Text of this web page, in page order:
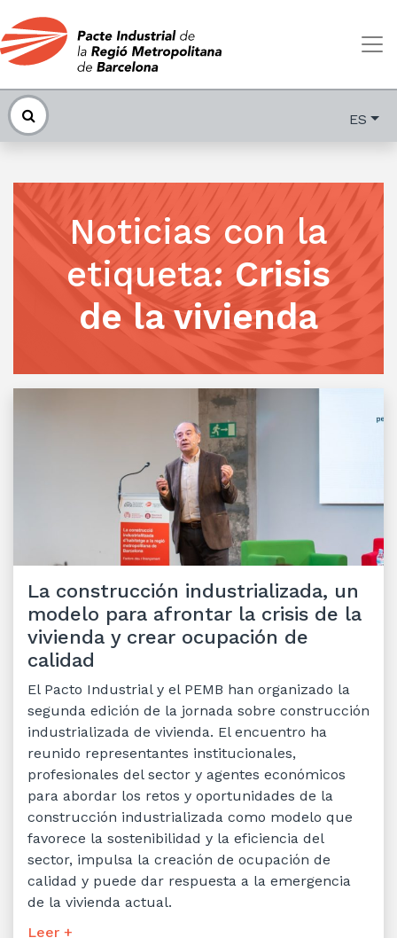
ES
Noticias con la
etiqueta: Crisis
de la vivienda
La construcción industrializada, un
modelo para afrontar la crisis de la
vivienda y crear ocupación de
calidad
El Pacto Industrial y el PEMB han organizado la
segunda edición de la jornada sobre construcción
industrializada de vivienda. El encuentro ha
reunido representantes institucionales,
profesionales del sector y agentes económicos
para abordar los retos y oportunidades de la
construcción industrializada como modelo que
favorece la sostenibilidad y la eficiencia del
sector, impulsa la creación de ocupación de
calidad y puede dar respuesta a la emergencia
de la vivienda actual.
Leer +